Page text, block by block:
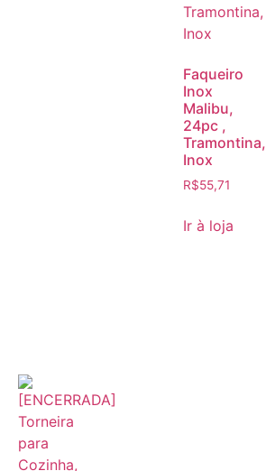
Faqueiro
Inox
Malibu,
24pc ,
Tramontina,
Inox
R$55,71
Ir à loja